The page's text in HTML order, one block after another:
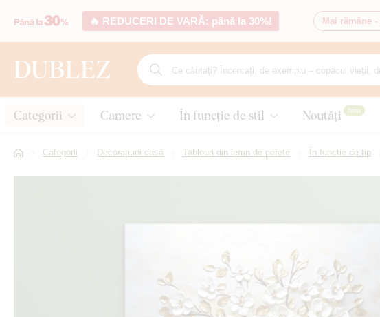
🔥 REDUCERI DE VARĂ: până la 30%! Mai rămâne -
Categorii Camere În funcție de stil Noutăți Nou
Categorii Decorațiuni casă Tablouri din lemn de perete În funcție de tip